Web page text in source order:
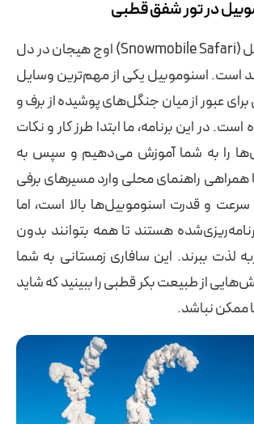
در تور شفق قطبی
سافاری اسنوموبیل (Snowmobile Safari) اوج هیجان در دل
است. اسنوموبیل یکی از مهم‌ترین وسایل
برای عبور از میان جنگل‌های پوشیده از برف و
در این برنامه، ما ابتدا طرز کار و نکات
را به شما آموزش می‌دهیم و سپس به
راهنمای محلی وارد مسیرهای برفی
و قدرت اسنوموبیل‌ها بالا است، اما
هستند تا همه بتوانند بدون
لذت ببرند. این سافاری زمستانی به شما
از طبیعت بکر قطبی را ببینید که شاید
ممکن نباشد.